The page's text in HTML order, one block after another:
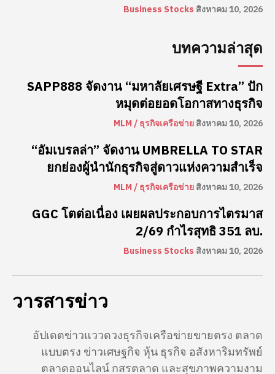
Business Stocks สิงหาคม 10, 2026
บทความล่าสุด
SAPP888 จัดงาน “มหาลัยเศรษฐี Extra” ปัก
หมุดต่อยอดโอกาสทางธุรกิจ
MLM / ธุรกิจเครือข่ายสิงหาคม 10, 2026
“อัมเบรลล่า” จัดงาน UMBRELLA TO STAR
ยกย่องผู้นำนักธุรกิจสู่ดาวแห่งความสำเร็จ
MLM / ธุรกิจเครือข่ายสิงหาคม 10, 2026
GGC โตต่อเนื่อง เผยผลประกอบการไตรมาส
2/69 กำไรสุทธิ 351 ลบ.
Business Stocks สิงหาคม 10, 2026
วารสารข่าว
อัปเดตข่าวแววดวงธุรกิจเครือข่ายขายตรง ตลาด
แบบตรง ข่าวเศษฐกิจ หุ้น ธุรกิจ อสังหาริมทรัพย์
ตลาดออนไลน์ กสรตลาด และสุขภาพความงาม